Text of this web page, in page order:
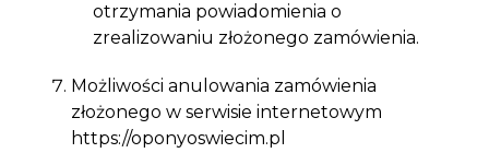
otrzymania powiadomienia o
zrealizowaniu złożonego zamówienia.
Możliwości anulowania zamówienia
złożonego w serwisie internetowym
https://oponyoswiecim.pl